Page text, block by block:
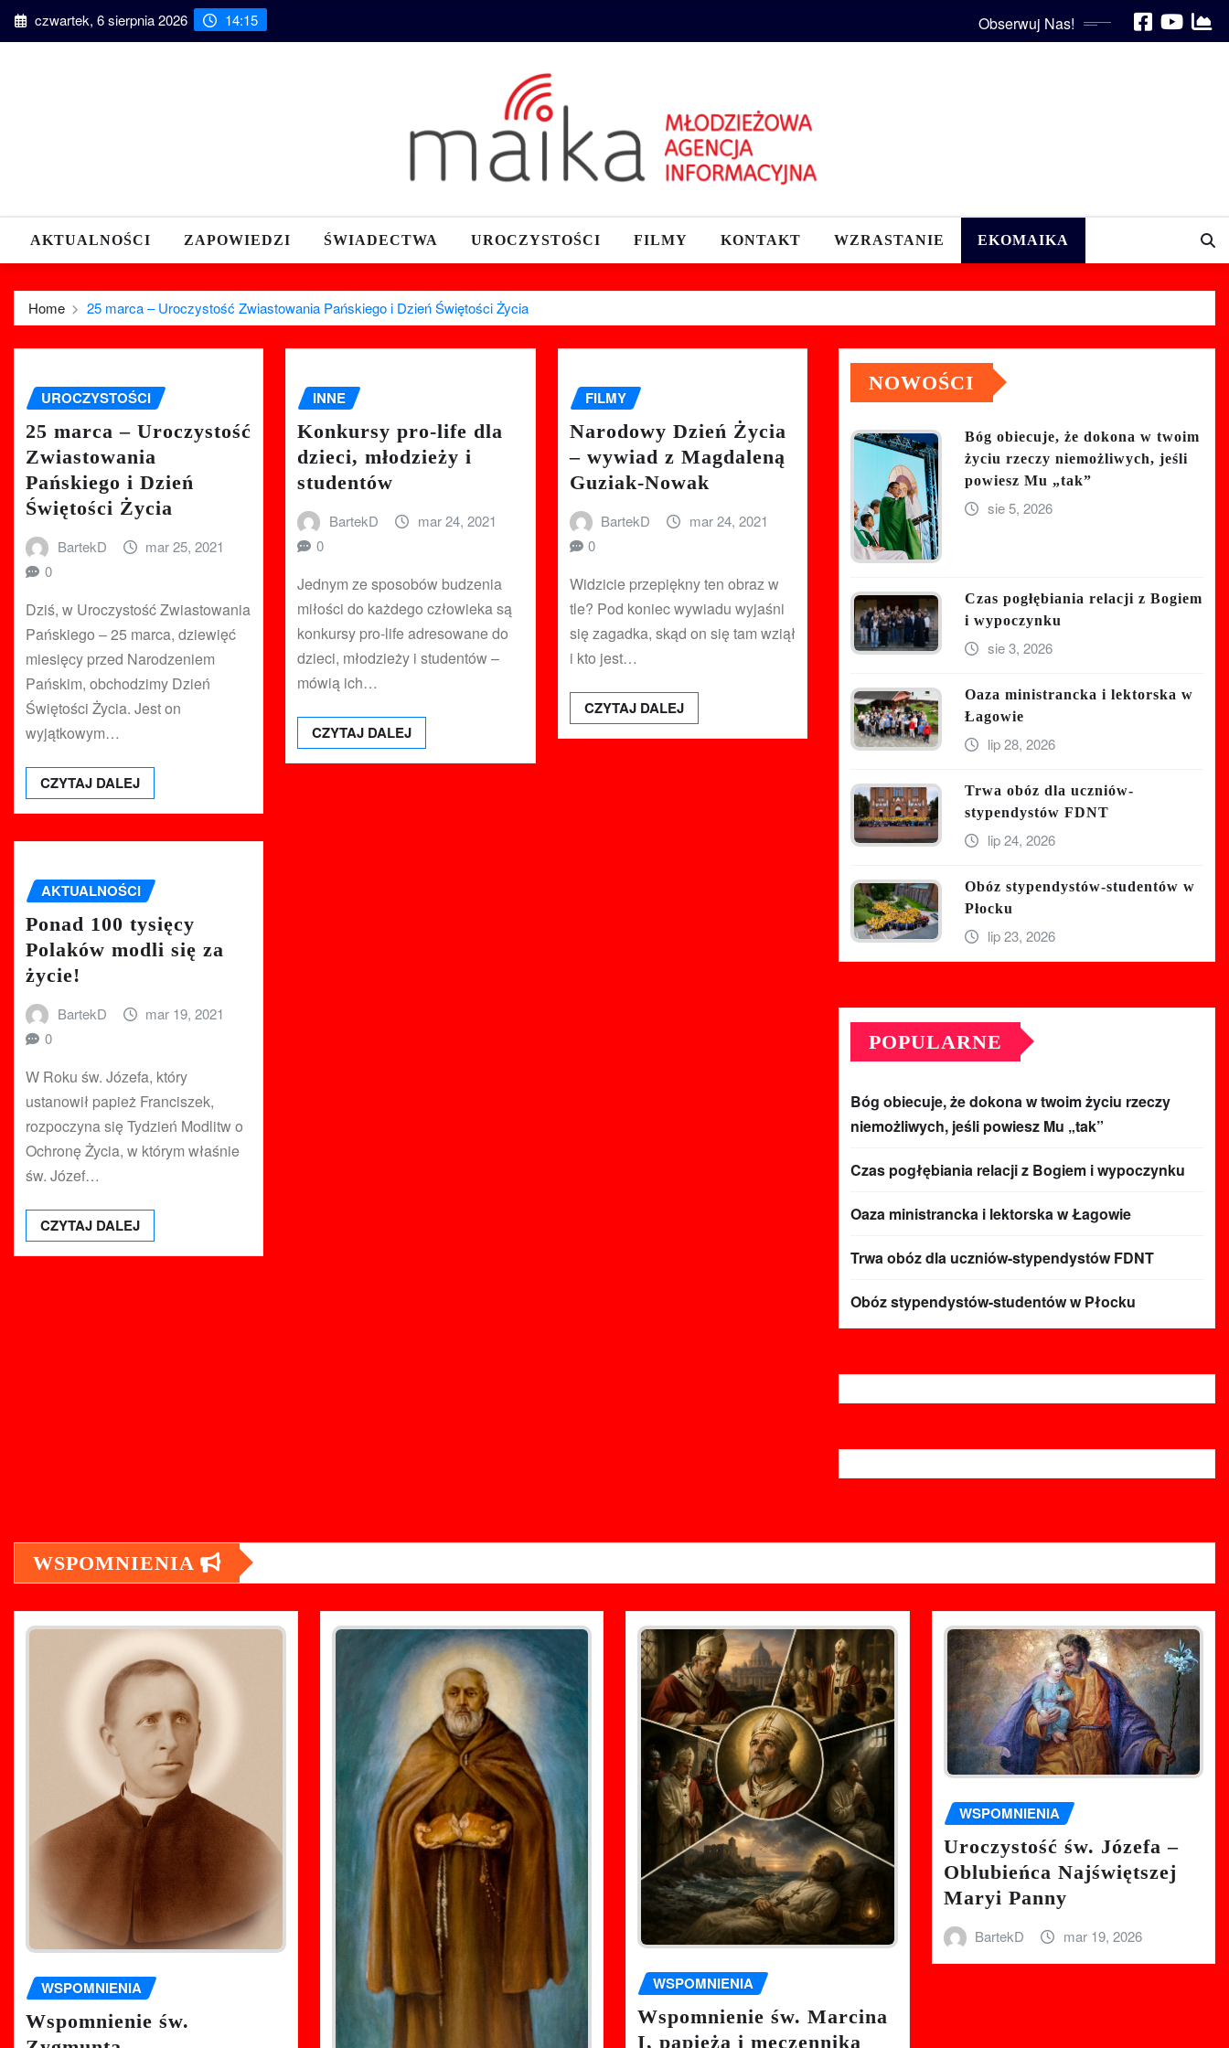
Skip czwartek, 6 sierpnia 2026 14:15 Obserwuj Nas!
AKTUALNOŚCI ZAPOWIEDZI ŚWIADECTWA UROCZYSTOŚCI FILMY KONTAKT WZRASTANIE EKOMAIKA
Home 25 marca – Uroczystość Zwiastowania Pańskiego i Dzień Świętości Życia
UROCZYSTOŚCI
25 marca – Uroczystość
Zwiastowania
Pańskiego i Dzień
Świętości Życia
BartekD
mar 25, 2021
0
Dziś, w Uroczystość Zwiastowania
Pańskiego – 25 marca, dziewięć
miesięcy przed Narodzeniem
Pańskim, obchodzimy Dzień
Świętości Życia. Jest on
wyjątkowym…
CZYTAJ DALEJ
INNE
Konkursy pro-life dla
dzieci, młodzieży i
studentów
BartekD
mar 24, 2021
0
Jednym ze sposobów budzenia
miłości do każdego człowieka są
konkursy pro-life adresowane do
dzieci, młodzieży i studentów –
mówią ich…
CZYTAJ DALEJ
FILMY
Narodowy Dzień Życia
– wywiad z Magdaleną
Guziak-Nowak
BartekD
mar 24, 2021
0
Widzicie przepiękny ten obraz w
tle? Pod koniec wywiadu wyjaśni
się zagadka, skąd on się tam wziął
i kto jest…
CZYTAJ DALEJ
AKTUALNOŚCI
Ponad 100 tysięcy
Polaków modli się za
życie!
BartekD
mar 19, 2021
0
W Roku św. Józefa, który
ustanowił papież Franciszek,
rozpoczyna się Tydzień Modlitw o
Ochronę Życia, w którym właśnie
św. Józef…
CZYTAJ DALEJ
NOWOŚCI
Bóg obiecuje, że dokona w twoim
życiu rzeczy niemożliwych, jeśli
powiesz Mu „tak”
sie 5, 2026
Czas pogłębiania relacji z Bogiem
i wypoczynku
sie 3, 2026
Oaza ministrancka i lektorska w
Łagowie
lip 28, 2026
Trwa obóz dla uczniów-
stypendystów FDNT
lip 24, 2026
Obóz stypendystów-studentów w
Płocku
lip 23, 2026
POPULARNE
Bóg obiecuje, że dokona w twoim życiu rzeczy
niemożliwych, jeśli powiesz Mu „tak”
Czas pogłębiania relacji z Bogiem i wypoczynku
Oaza ministrancka i lektorska w Łagowie
Trwa obóz dla uczniów-stypendystów FDNT
Obóz stypendystów-studentów w Płocku
WSPOMNIENIA
WSPOMNIENIA
Wspomnienie św.
WSPOMNIENIA
Wspomnienie św. Marcina
I, papieża i męczennika
WSPOMNIENIA
Uroczystość św. Józefa –
Oblubieńca Najświętszej
Maryi Panny
BartekD mar 19, 2026